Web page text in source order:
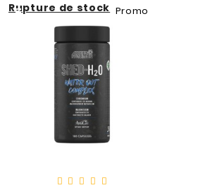
Promo
Nouveau
Rupture de stock